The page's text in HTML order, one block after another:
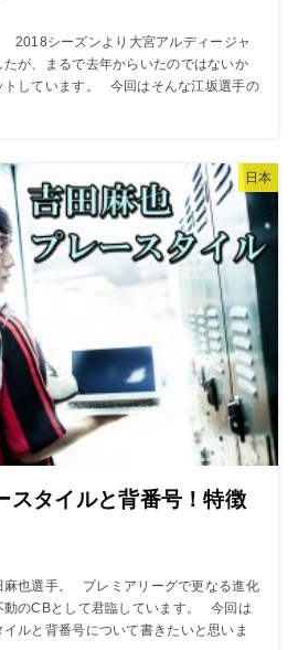
2018シーズンより大宮アルディージャ
が、まるで去年からいたのではないか
トしています。 今回はそんな江坂選手の
日本
スタイルと背番号！特徴
麻也選手。 プレミアリーグで更なる進化
動のCBとして君臨しています。 今回は
ルと背番号について書きたいと思いま